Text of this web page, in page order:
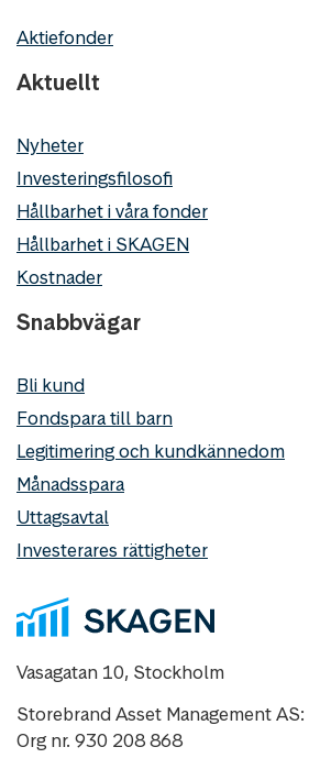
Aktiefonder
Aktuellt
Nyheter
Investeringsfilosofi
Hållbarhet i våra fonder
Hållbarhet i SKAGEN
Kostnader
Snabbvägar
Bli kund
Fondspara till barn
Legitimering och kundkännedom
Månadsspara
Uttagsavtal
Investerares rättigheter
Vasagatan 10, Stockholm
Storebrand Asset Management AS:
Org nr. 930 208 868